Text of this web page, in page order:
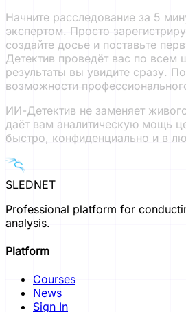
Начните расследование за 5
экспертом. Просто
создайте досье и поставьте
Детектив проведёт вас по всем
результаты вы увидите сразу.
возможности
ИИ-Детектив не заменяет
даёт вам аналитическую мощь
быстро, конфиденциально и в
SLEDNET
Professional platform for
analysis.
Platform
Courses
News
Sign In